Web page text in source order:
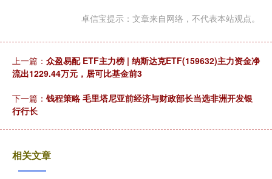
卓信宝提示：文章来自网络，不代表本站观点。
上一篇： 众盈易配 ETF主力榜 | 纳斯达克ETF(159632)主力资金净
流出1229.44万元，居可比基金前3
下一篇： 钱程策略 毛里塔尼亚前经济与财政部长当选非洲开发银
行行长
相关文章